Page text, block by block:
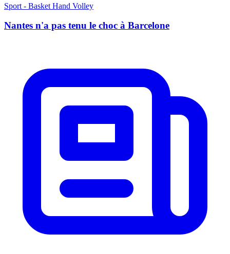
Sport - Basket Hand Volley
Nantes n'a pas tenu le choc à Barcelone